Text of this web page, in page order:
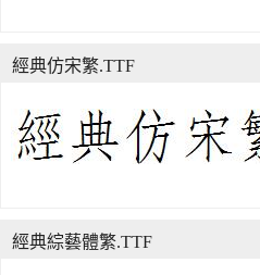
經典仿宋繁.TTF
經典綜藝體繁.TTF